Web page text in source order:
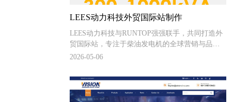
LEES动力科技外贸国际站制作
LEES动力科技与RUNTOP强强联手，共同打造外
贸国际站，专注于柴油发电机的全球营销与品牌
推广。该网站将全面展示能电动力科技的高品质
广泛应用领域。通过深度整合搜索引擎优化
（SEO）策略、多语言支持及AI搜索（GEO），
实现全网营销引流曝光。
2026-05-06